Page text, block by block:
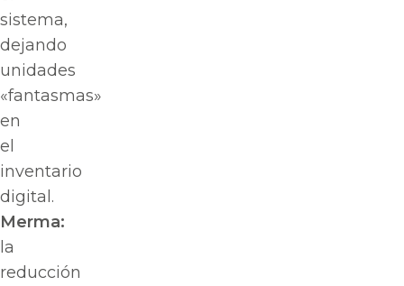
sistema,
dejando
unidades
«fantasmas»
en
el
inventario
digital.
Merma:
la
reducción